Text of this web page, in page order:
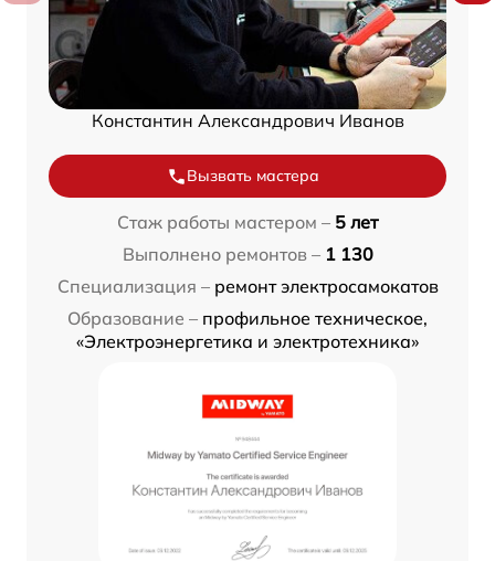
Константин Александрович Иванов
Вызвать мастера
Стаж работы мастером – 5 лет
Выполнено ремонтов – 1 130
Специализация – ремонт электросамокатов
Образование – профильное техническое,
«Электроэнергетика и электротехника»